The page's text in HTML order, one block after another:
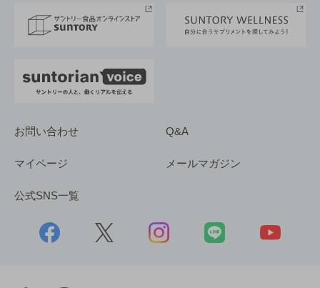
採用情報
お問い合わせ Q&A
マイページ メールマガジン
公式SNS一覧